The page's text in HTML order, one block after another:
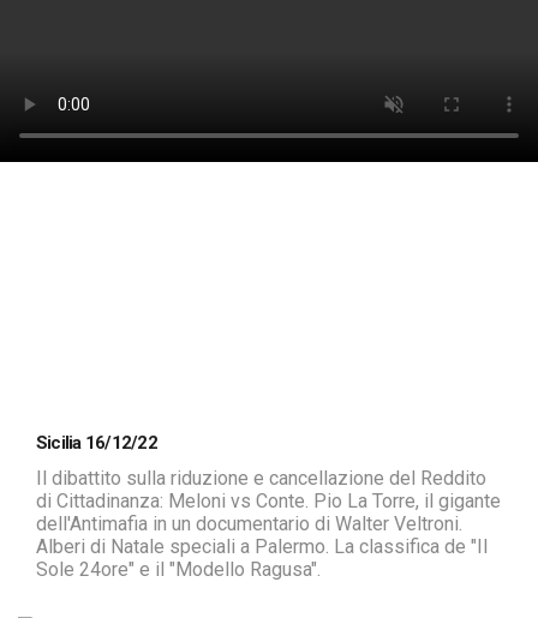
Sicilia 16/12/22
Il dibattito sulla riduzione e cancellazione del Reddito
di Cittadinanza: Meloni vs Conte. Pio La Torre, il gigante
dell'Antimafia in un documentario di Walter Veltroni.
Alberi di Natale speciali a Palermo. La classifica de "Il
Sole 24ore" e il "Modello Ragusa".